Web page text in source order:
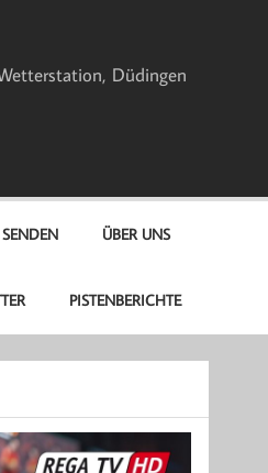
Düdingen
ÜBER UNS
PISTENBERICHTE